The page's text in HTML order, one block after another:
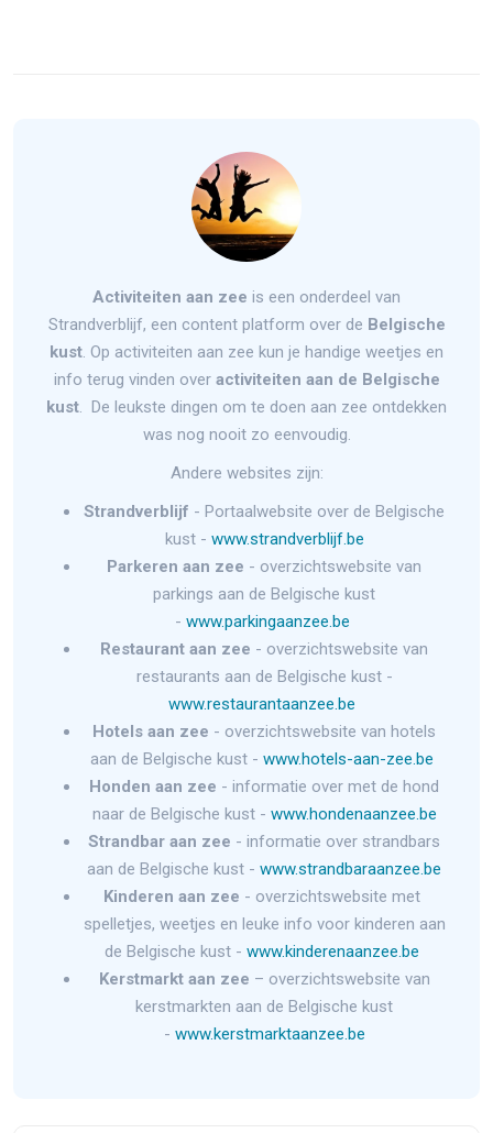
Activiteiten aan zee is een onderdeel van
Strandverblijf, een content platform over de Belgische
kust. Op activiteiten aan zee kun je handige weetjes en
info terug vinden over activiteiten aan de Belgische
kust. De leukste dingen om te doen aan zee ontdekken
was nog nooit zo eenvoudig.
Andere websites zijn:
Strandverblijf - Portaalwebsite over de Belgische
kust - www.strandverblijf.be
Parkeren aan zee - overzichtswebsite van
parkings aan de Belgische kust
- www.parkingaanzee.be
Restaurant aan zee - overzichtswebsite van
restaurants aan de Belgische kust -
www.restaurantaanzee.be
Hotels aan zee - overzichtswebsite van hotels
aan de Belgische kust - www.hotels-aan-zee.be
Honden aan zee - informatie over met de hond
naar de Belgische kust - www.hondenaanzee.be
Strandbar aan zee - informatie over strandbars
aan de Belgische kust - www.strandbaraanzee.be
Kinderen aan zee - overzichtswebsite met
spelletjes, weetjes en leuke info voor kinderen aan
de Belgische kust - www.kinderenaanzee.be
Kerstmarkt aan zee – overzichtswebsite van
kerstmarkten aan de Belgische kust
- www.kerstmarktaanzee.be